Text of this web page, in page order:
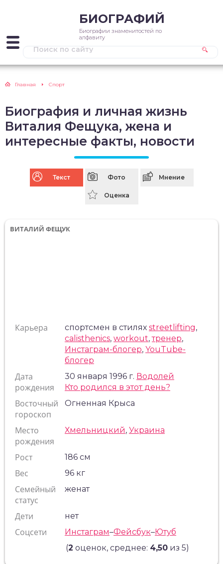
БИОГРАФИЙ
Биографии знаменитостей по
алфавиту
Главная Спорт
Биография и личная жизнь
Виталия Фещука, жена и
интересные факты, новости
Текст Фото Мнение
Оценка
ВИТАЛИЙ ФЕЩУК
Карьера спортсмен в стилях streetlifting,
calisthenics, workout,тренер,
Инстаграм-блогер, YouTube-
блогер
Дата
рождения
30 января 1996 г. Водолей
Кто родился в этот день?
Восточный
гороскоп
Огненная Крыса
Место
рождения
Хмельницкий, Украина
Рост 186 см
Вес 96 кг
Семейный
статус
женат
Дети нет
Соцсети Инстаграм–Фейсбук–Ютуб
(2 оценок, среднее: 4,50 из 5)